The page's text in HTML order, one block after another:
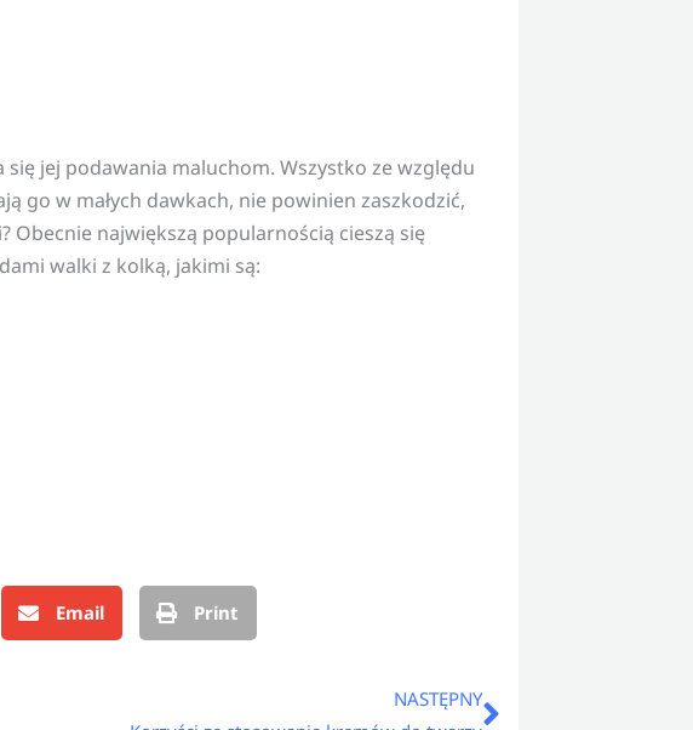
jej podawania maluchom. Wszystko ze względu
go w małych dawkach, nie powinien zaszkodzić,
Obecnie największą popularnością cieszą się
walki z kolką, jakimi są:
Email Print
NASTĘPNYNastępny